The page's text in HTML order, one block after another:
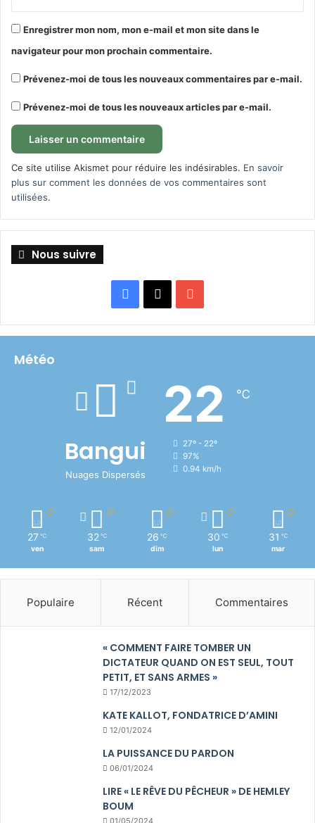
Enregistrer mon nom, mon e-mail et mon site dans le
navigateur pour mon prochain commentaire.
Prévenez-moi de tous les nouveaux commentaires par e-mail.
Prévenez-moi de tous les nouveaux articles par e-mail.
Ce site utilise Akismet pour réduire les indésirables. En savoir
plus sur comment les données de vos commentaires sont
utilisées.
Nous suivre
Facebook
X
Météo
Bangui
Nuages Dispersés
22 ℃
27º - 22º
97%
0.94 km/h
27 ℃
ven
32 ℃
sam
26 ℃
dim
30 ℃
lun
31 ℃
mar
Populaire Récent Commentaires
« COMMENT FAIRE TOMBER UN
DICTATEUR QUAND ON EST SEUL, TOUT
PETIT, ET SANS ARMES »
17/12/2023
KATE KALLOT, FONDATRICE D’AMINI
12/01/2024
LA PUISSANCE DU PARDON
06/01/2024
LIRE « LE RÊVE DU PÊCHEUR » DE HEMLEY
BOUM
01/05/2024